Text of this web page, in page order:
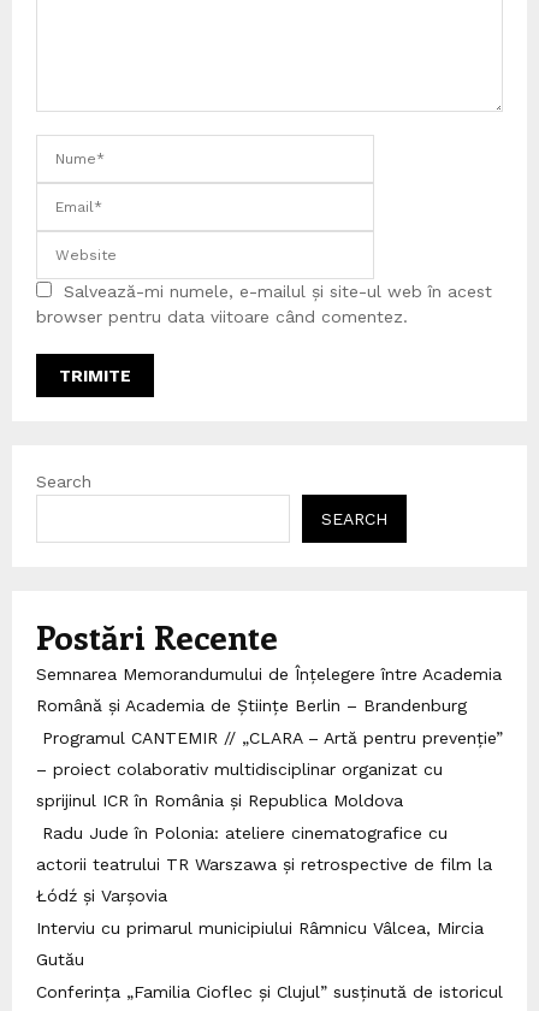
Salvează-mi numele, e-mailul și site-ul web în acest
browser pentru data viitoare când comentez.
Search
SEARCH
Postări Recente
Semnarea Memorandumului de Înțelegere între Academia
Română și Academia de Științe Berlin – Brandenburg
Programul CANTEMIR // „CLARA – Artă pentru prevenție”
– proiect colaborativ multidisciplinar organizat cu
sprijinul ICR în România și Republica Moldova
Radu Jude în Polonia: ateliere cinematografice cu
actorii teatrului TR Warszawa și retrospective de film la
Łódź și Varșovia
Interviu cu primarul municipiului Râmnicu Vâlcea, Mircia
Gutău
Conferința „Familia Cioflec și Clujul” susținută de istoricul